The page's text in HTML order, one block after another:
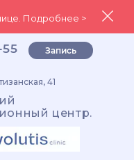
Подробнее >
Запись
41
центр.